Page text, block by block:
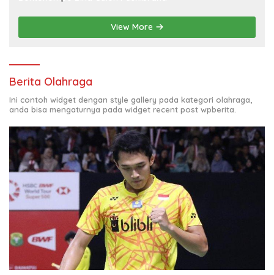
View More
Berita Olahraga
Ini contoh widget dengan style gallery pada kategori olahraga,
anda bisa mengaturnya pada widget recent post wpberita.